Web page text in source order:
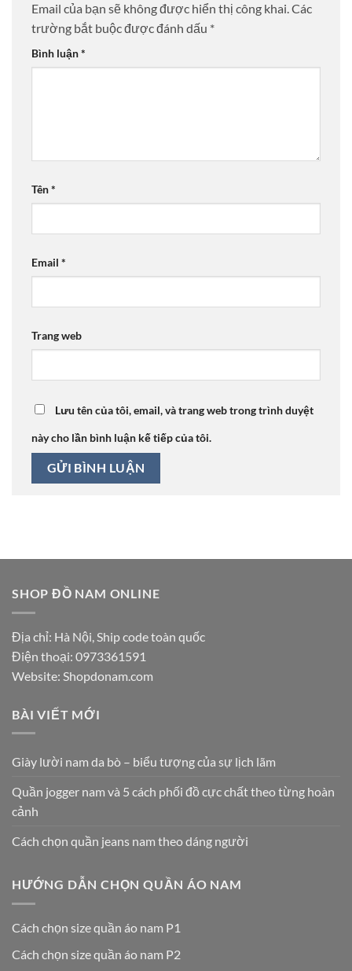
Email của bạn sẽ không được hiển thị công khai.Các
trường bắt buộc được đánh dấu *
Bình luận*
Tên*
Email *
Trang web
Lưu tên của tôi, email, và trang web trong trình duyệt
này cho lần bình luận kế tiếp của tôi.
SHOP ĐỒ NAM ONLINE
Địa chỉ: Hà Nội, Ship code toàn quốc
Điện thoại: 0973361591
Website: Shopdonam.com
BÀI VIẾT MỚI
Giày lười nam da bò – biểu tượng của sự lịch lãm
Quần jogger nam và 5 cách phối đồ cực chất theo từng hoàn
cảnh
Cách chọn quần jeans nam theo dáng người
HƯỚNG DẪN CHỌN QUẦN ÁO NAM
Cách chọn size quần áo nam P1
Cách chọn size quần áo nam P2